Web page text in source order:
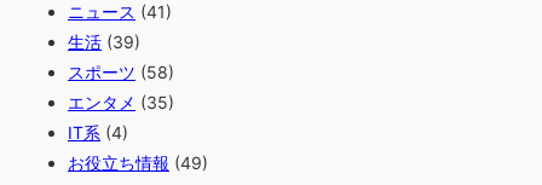
ニュース (41)
生活 (39)
スポーツ (58)
エンタメ (35)
IT系 (4)
お役立ち情報 (49)